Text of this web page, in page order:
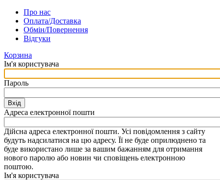
Про нас
Оплата/Доставка
Обмін/Повернення
Відгуки
Корзина
Ім'я користувача
Пароль
Вхід
Адреса електронної пошти
Дійсна адреса електронної пошти. Усі повідомлення з сайту
будуть надсилатися на цю адресу. Її не буде оприлюднено та
буде використано лише за вашим бажанням для отримання
нового паролю або новин чи сповіщень електронною
поштою.
Ім'я користувача